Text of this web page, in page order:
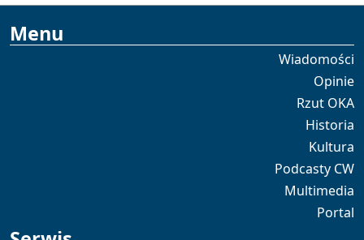
Menu
Wiadomości
Opinie
Rzut OKA
Historia
Kultura
Podcasty CW
Multimedia
Portal